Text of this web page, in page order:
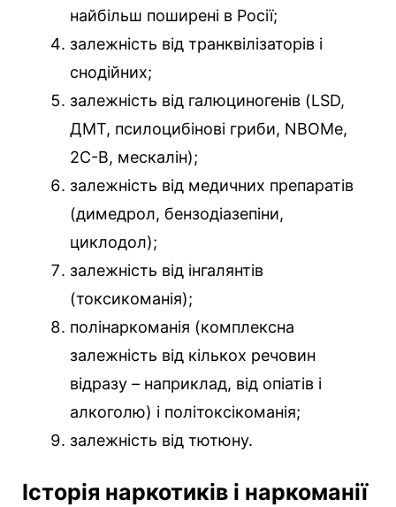
найбільш поширені в Росії;
залежність від транквілізаторів і
снодійних;
залежність від галюциногенів (LSD,
ДМТ, псилоцибінові гриби, NBOMe,
2C-B, мескалін);
залежність від медичних препаратів
(димедрол, бензодіазепіни,
циклодол);
залежність від інгалянтів
(токсикоманія);
полінаркоманія (комплексна
залежність від кількох речовин
відразу – наприклад, від опіатів і
алкоголю) і політоксікоманія;
залежність від тютюну.
Історія наркотиків і наркоманії